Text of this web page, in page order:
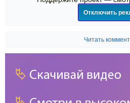
Отключить
Читать